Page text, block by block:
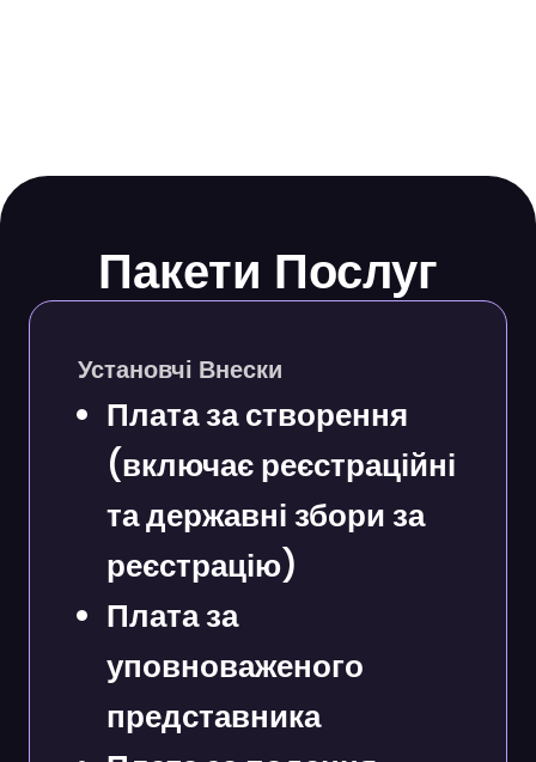
Пакети Послуг
Установчі Внески
Плата за створення
(включає реєстраційні
та державні збори за
реєстрацію)
Плата за
уповноваженого
представника